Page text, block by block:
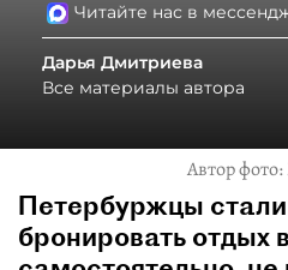
Читайте нас в
Дарья Дмитриева
Все материалы автора
Автор фото:
Петербуржцы
бронировать отдых